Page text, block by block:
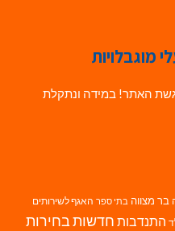
מוגבלויות
האתר! במידה ונתקלת
בר מצווה בתי ספר האגף לשירותים
התנדבות חדשות בחירות